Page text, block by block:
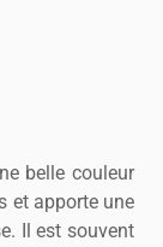
belle couleur
et apporte une
Il est souvent